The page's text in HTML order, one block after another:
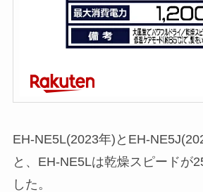
EH-NE5L(2023年)とEH-
と、EH-NE5Lは乾燥スピードが
した。